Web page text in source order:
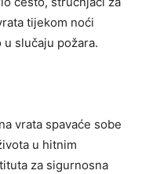
tijekom noći
slučaju požara.
vrata spavaće sobe
u hitnim
za sigurnosna